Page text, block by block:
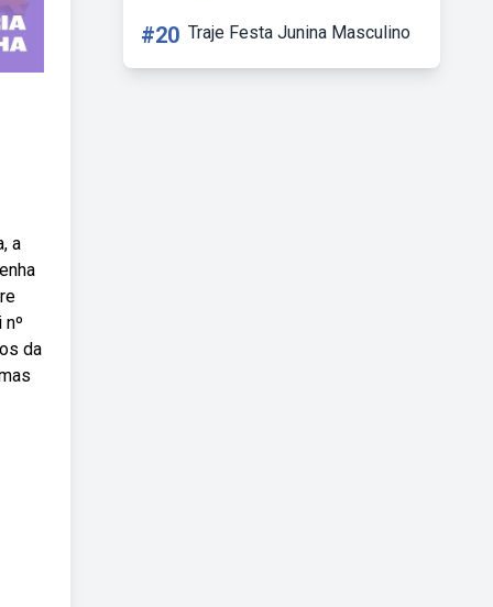
a
da
#20 Traje Festa Junina Masculino